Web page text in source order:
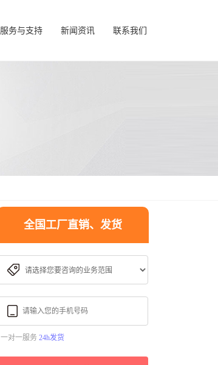
服务与支持 新闻资讯 联系我们
全国工厂直销、发货
一对一服务 24h发货